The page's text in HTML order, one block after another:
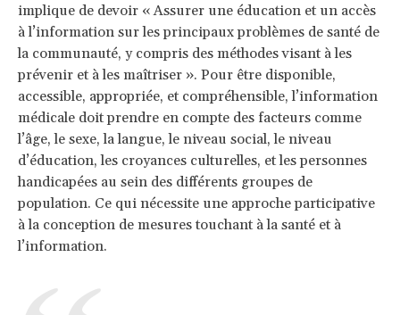
implique de devoir « Assurer une éducation et un accès
à l’information sur les principaux problèmes de santé de
la communauté, y compris des méthodes visant à les
prévenir et à les maîtriser ». Pour être disponible,
accessible, appropriée, et compréhensible, l’information
médicale doit prendre en compte des facteurs comme
l’âge, le sexe, la langue, le niveau social, le niveau
d’éducation, les croyances culturelles, et les personnes
handicapées au sein des différents groupes de
population. Ce qui nécessite une approche participative
à la conception de mesures touchant à la santé et à
l’information.